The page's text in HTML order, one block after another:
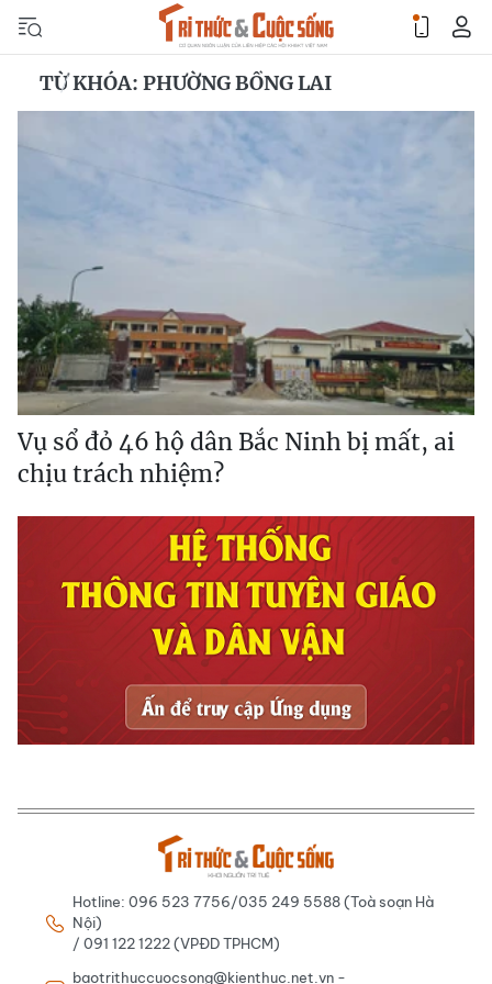
TỪ KHÓA: PHƯỜNG BỒNG LAI
Vụ sổ đỏ 46 hộ dân Bắc Ninh bị mất, ai
chịu trách nhiệm?
Hotline: 096 523 7756/035 249 5588 (Toà soạn Hà
Nội)
/ 091 122 1222 (VPĐD TPHCM)
baotrithuccuocsong@kienthuc.net.vn -